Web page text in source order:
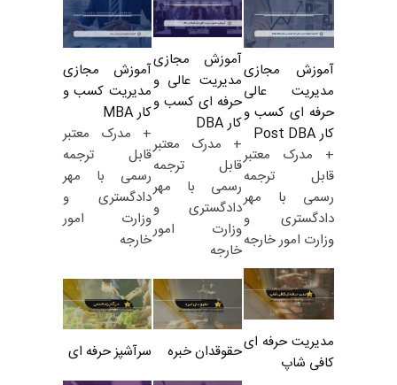
آموزش مجازی
مدیریت عالی
حرفه ای کسب و
کار Post DBA
+ مدرک معتبر
قابل ترجمه
رسمی با مهر
دادگستری و
وزارت امور خارجه
آموزش مجازی
مدیریت عالی و
حرفه ای کسب و
کار DBA
+ مدرک معتبر
قابل ترجمه
رسمی با مهر
دادگستری و
وزارت امور
خارجه
آموزش مجازی
مدیریت کسب و
کار MBA
+ مدرک معتبر
قابل ترجمه
رسمی با مهر
دادگستری و
وزارت امور
خارجه
مدیریت حرفه ای
کافی شاپ
حقوقدان خبره سرآشپز حرفه ای